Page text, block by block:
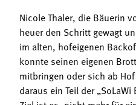
Nicole Thaler, die Bäuerin
heuer den Schritt gewagt
im alten, hofeigenen
konnte seinen eigenen
mitbringen oder sich ab
daraus ein Teil der